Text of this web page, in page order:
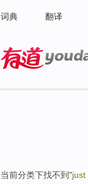
词典 翻译
当前分类下找不到"just